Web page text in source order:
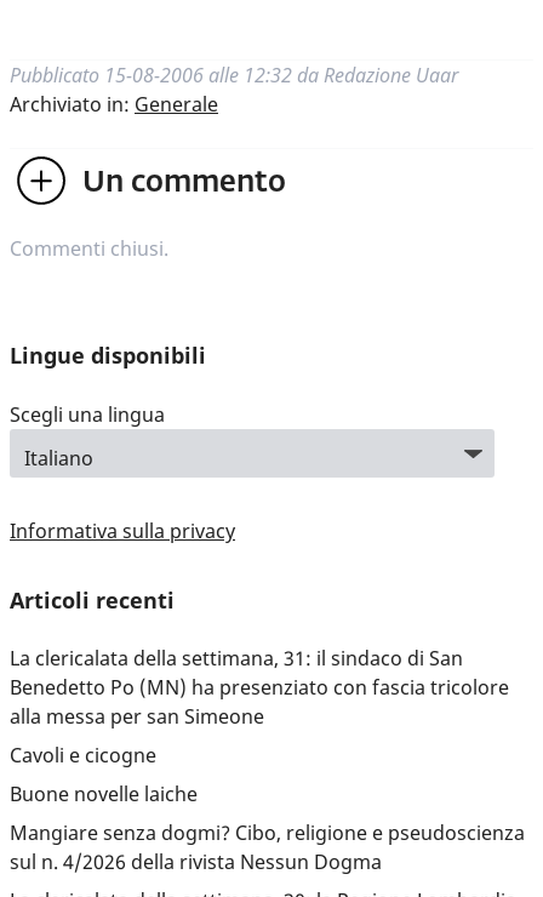
Pubblicato 15-08-2006 alle 12:32 da Redazione Uaar
Archiviato in: Generale
Un commento
Commenti chiusi.
Lingue disponibili
Scegli una lingua
Informativa sulla privacy
Articoli recenti
La clericalata della settimana, 31: il sindaco di San
Benedetto Po (MN) ha presenziato con fascia tricolore
alla messa per san Simeone
Cavoli e cicogne
Buone novelle laiche
Mangiare senza dogmi? Cibo, religione e pseudoscienza
sul n. 4/2026 della rivista Nessun Dogma